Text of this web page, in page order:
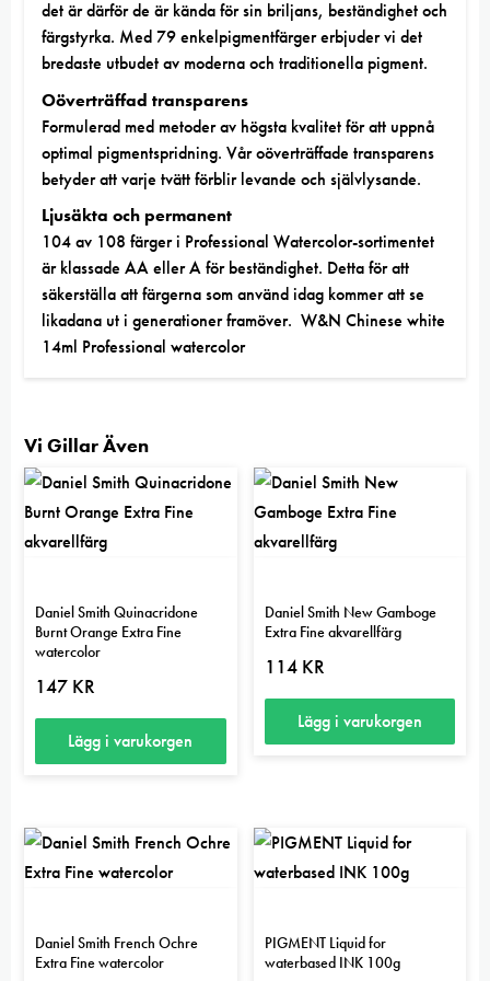
det är därför de är kända för sin briljans, beständighet och
färgstyrka. Med 79 enkelpigmentfärger erbjuder vi det
bredaste utbudet av moderna och traditionella pigment.
Oöverträffad transparens
Formulerad med metoder av högsta kvalitet för att uppnå
optimal pigmentspridning. Vår oöverträffade transparens
betyder att varje tvätt förblir levande och självlysande.
Ljusäkta och permanent
104 av 108 färger i Professional Watercolor-sortimentet
är klassade AA eller A för beständighet. Detta för att
säkerställa att färgerna som använd idag kommer att se
likadana ut i generationer framöver. W&N Chinese white
14ml Professional watercolor
Vi Gillar Även
Daniel Smith Quinacridone
Burnt Orange Extra Fine
watercolor
147 KR
Lägg i varukorgen
Daniel Smith New Gamboge
Extra Fine akvarellfärg
114 KR
Lägg i varukorgen
Daniel Smith French Ochre
Extra Fine watercolor
PIGMENT Liquid for
waterbased INK 100g